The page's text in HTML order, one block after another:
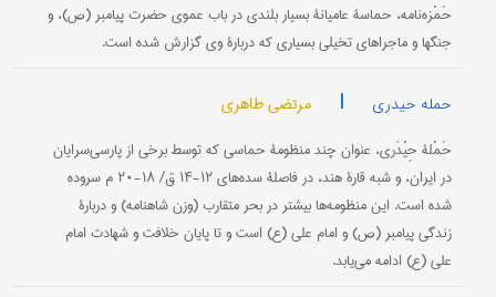
حَمْزه‌نامه، حماسۀ عامیانۀ بسیار بلندی در باب عموی حضرت پیامبر (ص)، و
جنگها و ماجراهای تخیلی بسیاری که دربارۀ وی گزارش شده است.
حمله حیدری | مرتضی طاهری
حَمْلۀ حِیْدَری، عنوان چند منظومۀ حماسی که توسط برخی از پارسی‌سرایان
در ایران، و شبه قارۀ هند، در فاصلۀ سده‌های ۱۲-۱۴ ق/ ۱۸-۲۰ م سروده
شده است. این منظومه‌ها بیشتر در بحر متقارب (وزن شاهنامه) و دربارۀ
زندگی پیامبر (ص) و امام علی (ع) است و تا پایان خلافت و شهادت امام
علی (ع) ادامه می‌یابد.